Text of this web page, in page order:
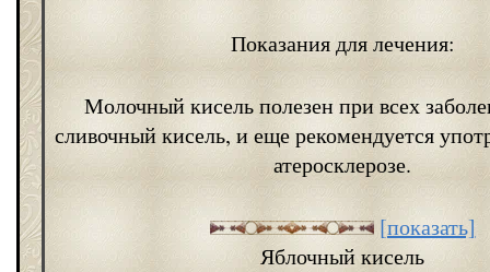
Показания для лечения:
Молочный кисель полезен при всех
сливочный кисель, и еще рекомендуется
атеросклерозе.
[показать]
Яблочный кисель